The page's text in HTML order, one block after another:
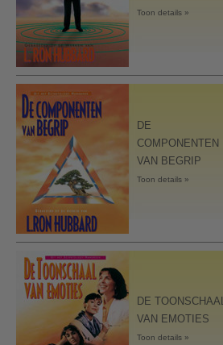
Toon details »
DE
COMPONENTEN
VAN BEGRIP
Toon details »
DE TOONSCHAAL
VAN EMOTIES
Toon details »